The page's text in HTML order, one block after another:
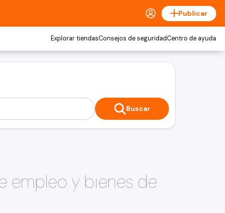
Publicar
Explorar tiendasConsejos de seguridadCentro de ayuda
Buscar
empleo y bienes de